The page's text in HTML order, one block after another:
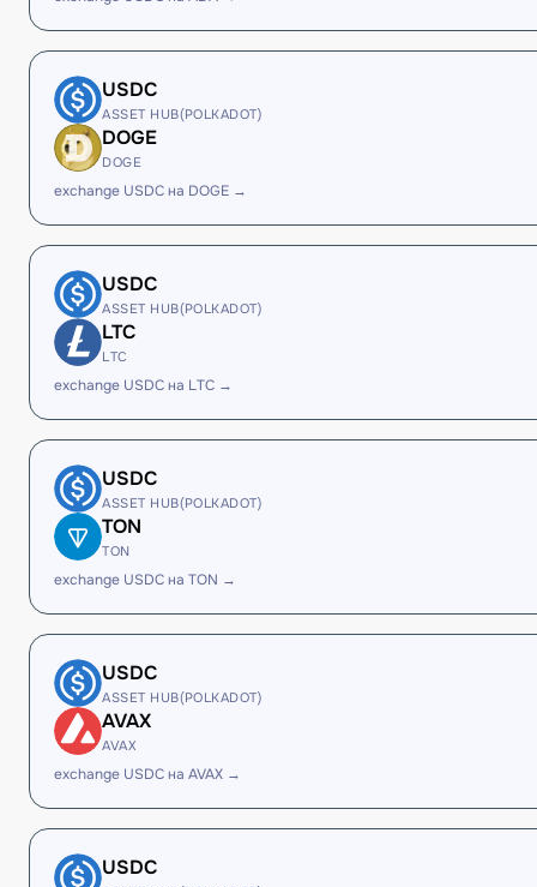
USDC
ASSET HUB(POLKADOT)
DOGE
DOGE
exchange USDC на DOGE →
USDC
ASSET HUB(POLKADOT)
LTC
LTC
exchange USDC на LTC →
USDC
ASSET HUB(POLKADOT)
TON
TON
exchange USDC на TON →
USDC
ASSET HUB(POLKADOT)
AVAX
AVAX
exchange USDC на AVAX →
USDC